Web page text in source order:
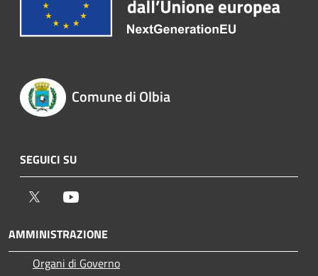
Comune di Olbia
SEGUICI SU
Twitter
AMMINISTRAZIONE
Organi di Governo